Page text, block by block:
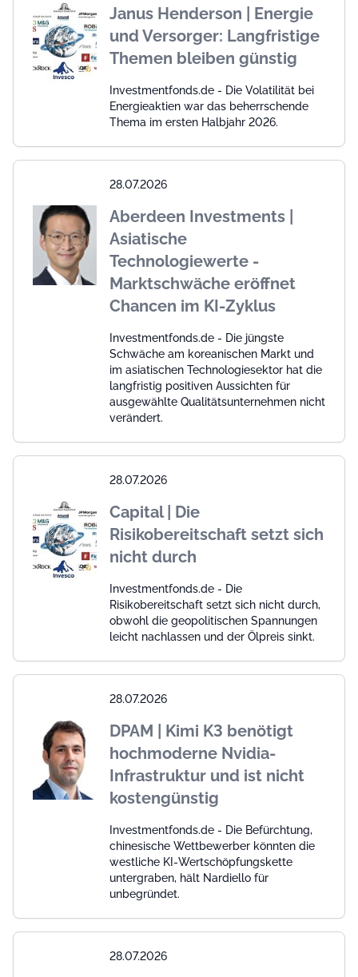
Janus Henderson | Energie
und Versorger: Langfristige
Themen bleiben günstig
Investmentfonds.de - Die Volatilität bei
Energieaktien war das beherrschende
Thema im ersten Halbjahr 2026.
28.07.2026
Aberdeen Investments |
Asiatische
Technologiewerte -
Marktschwäche eröffnet
Chancen im KI-Zyklus
Investmentfonds.de - Die jüngste
Schwäche am koreanischen Markt und
im asiatischen Technologiesektor hat die
langfristig positiven Aussichten für
ausgewählte Qualitätsunternehmen nicht
verändert.
28.07.2026
Capital | Die
Risikobereitschaft setzt sich
nicht durch
Investmentfonds.de - Die
Risikobereitschaft setzt sich nicht durch,
obwohl die geopolitischen Spannungen
leicht nachlassen und der Ölpreis sinkt.
28.07.2026
DPAM | Kimi K3 benötigt
hochmoderne Nvidia-
Infrastruktur und ist nicht
kostengünstig
Investmentfonds.de - Die Befürchtung,
chinesische Wettbewerber könnten die
westliche KI-Wertschöpfungskette
untergraben, hält Nardiello für
unbegründet.
28.07.2026